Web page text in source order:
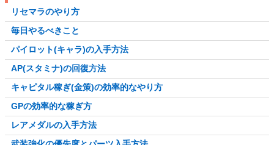
リセマラのやり方
毎日やるべきこと
パイロット(キャラ)の入手方法
AP(スタミナ)の回復方法
キャピタル稼ぎ(金策)の効率的なやり方
GPの効率的な稼ぎ方
レアメダルの入手方法